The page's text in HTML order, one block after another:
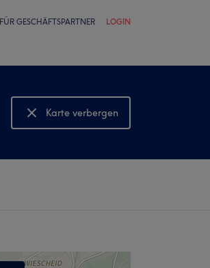
FÜR GESCHÄFTSPARTNER LOGIN
Karte verbergen
Karte anzeigen